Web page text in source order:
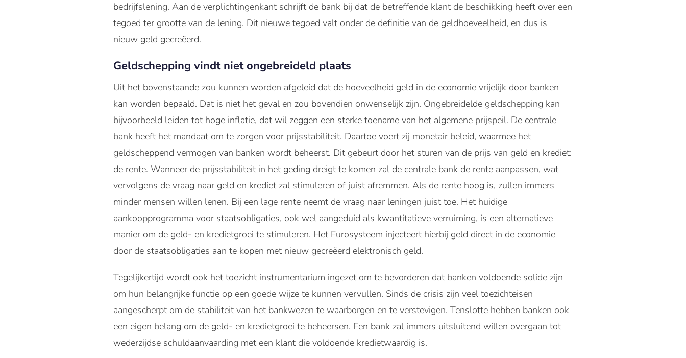
bedrijfslening. Aan de verplichtingenkant schrijft de bank bij dat de betreffende klant de beschikking heeft over een
tegoed ter grootte van de lening. Dit nieuwe tegoed valt onder de definitie van de geldhoeveelheid, en dus is
nieuw geld gecreëerd.
Geldschepping vindt niet ongebreideld plaats
Uit het bovenstaande zou kunnen worden afgeleid dat de hoeveelheid geld in de economie vrijelijk door banken
kan worden bepaald. Dat is niet het geval en zou bovendien onwenselijk zijn. Ongebreidelde geldschepping kan
bijvoorbeeld leiden tot hoge inflatie, dat wil zeggen een sterke toename van het algemene prijspeil. De centrale
bank heeft het mandaat om te zorgen voor prijsstabiliteit. Daartoe voert zij monetair beleid, waarmee het
geldscheppend vermogen van banken wordt beheerst. Dit gebeurt door het sturen van de prijs van geld en krediet:
de rente. Wanneer de prijsstabiliteit in het geding dreigt te komen zal de centrale bank de rente aanpassen, wat
vervolgens de vraag naar geld en krediet zal stimuleren of juist afremmen. Als de rente hoog is, zullen immers
minder mensen willen lenen. Bij een lage rente neemt de vraag naar leningen juist toe. Het huidige
aankoopprogramma voor staatsobligaties, ook wel aangeduid als kwantitatieve verruiming, is een alternatieve
manier om de geld- en kredietgroei te stimuleren. Het Eurosysteem injecteert hierbij geld direct in de economie
door de staatsobligaties aan te kopen met nieuw gecreëerd elektronisch geld.
Tegelijkertijd wordt ook het toezicht instrumentarium ingezet om te bevorderen dat banken voldoende solide zijn
om hun belangrijke functie op een goede wijze te kunnen vervullen. Sinds de crisis zijn veel toezichteisen
aangescherpt om de stabiliteit van het bankwezen te waarborgen en te verstevigen. Tenslotte hebben banken ook
een eigen belang om de geld- en kredietgroei te beheersen. Een bank zal immers uitsluitend willen overgaan tot
wederzijdse schuldaanvaarding met een klant die voldoende kredietwaardig is.